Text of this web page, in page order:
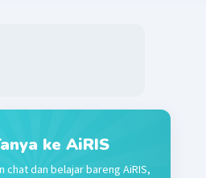
ke AiRIS
chat dan belajar bareng AiRIS,